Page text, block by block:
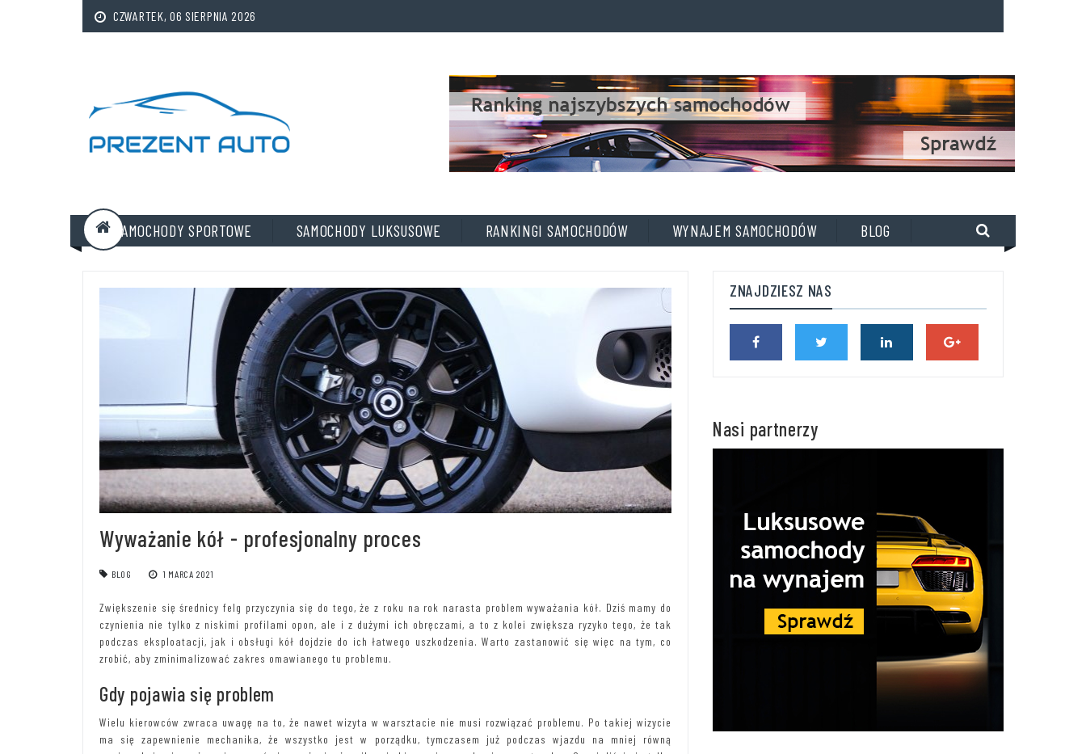
CZWARTEK, 06 SIERPNIA 2026
A
D
D
T
I
T
SAMOCHODY SPORTOWE
SAMOCHODY LUKSUSOWE RANKINGI SAMOCHODÓW WYNAJEM SAMOCHODÓW BLOG
Wyważanie kół - profesjonalny proces
BLOG 1 MARCA 2021
Zwiększenie się średnicy felg przyczynia się do tego, że z roku na rok narasta problem wyważania kół. Dziś mamy do
czynienia nie tylko z niskimi profilami opon, ale i z dużymi ich obręczami, a to z kolei zwiększa ryzyko tego, że tak
podczas eksploatacji, jak i obsługi kół dojdzie do ich łatwego uszkodzenia. Warto zastanowić się więc na tym, co
zrobić, aby zminimalizować zakres omawianego tu problemu.
Gdy pojawia się problem
Wielu kierowców zwraca uwagę na to, że nawet wizyta w warsztacie nie musi rozwiązać problemu. Po takiej wizycie
ma się zapewnienie mechanika, że wszystko jest w porządku, tymczasem już podczas wjazdu na mniej równą
ZNAJDZIESZ NAS
Nasi partnerzy